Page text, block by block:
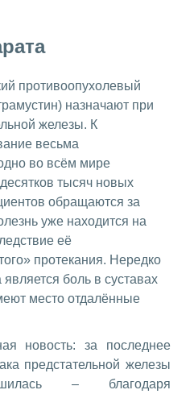
противоопухолевый
назначают при
железы. К
весьма
во всём мире
тысяч новых
обращаются за
уже находится на
её
протекания. Нередко
боль в суставах
место отдалённые
новость: за последнее
предстательной железы
– благодаря